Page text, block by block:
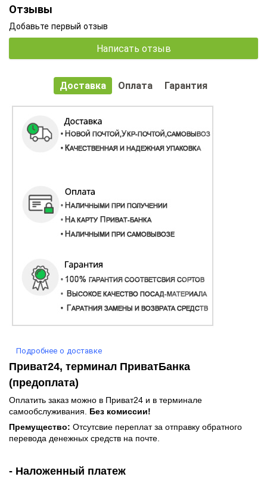
Отзывы
Добавьте первый отзыв
Написать отзыв
Доставка Оплата Гарантия
Подробнее о доставке
Приват24, терминал ПриватБанка
(предоплата)
Оплатить заказ можно в Приват24 и в терминале
самообслуживания. Без комиссии!
Премущество: Отсутсвие переплат за отправку обратного
перевода денежных средств на почте.
- Наложенный платеж